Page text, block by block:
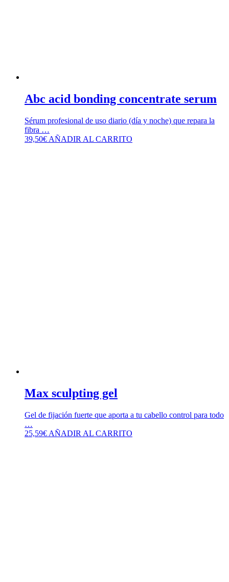
Abc acid bonding concentrate serum
Sérum profesional de uso diario (día y noche) que repara la
fibra …
39,50€ AÑADIR AL CARRITO
Max sculpting gel
Gel de fijación fuerte que aporta a tu cabello control para todo
…
25,59€ AÑADIR AL CARRITO